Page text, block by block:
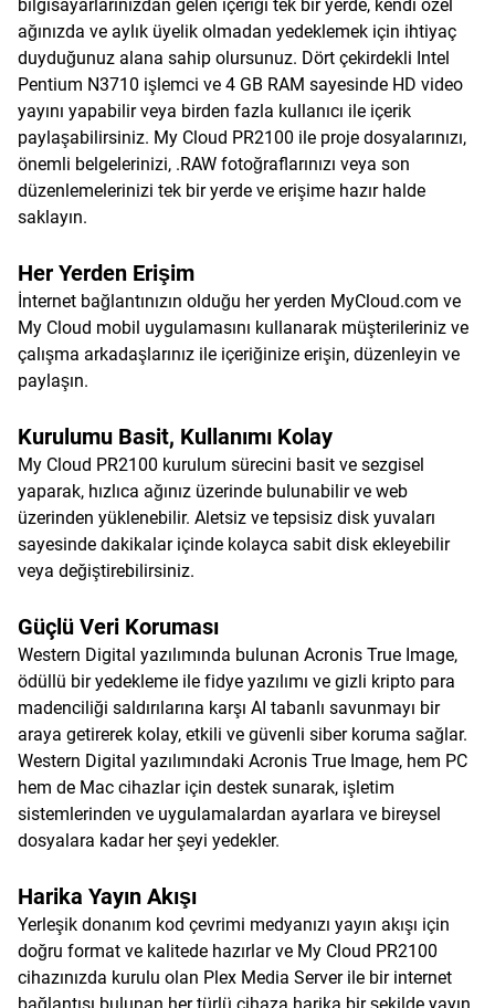
bilgisayarlarınızdan gelen içeriği tek bir yerde, kendi özel
ağınızda ve aylık üyelik olmadan yedeklemek için ihtiyaç
duyduğunuz alana sahip olursunuz. Dört çekirdekli Intel
Pentium N3710 işlemci ve 4 GB RAM sayesinde HD video
yayını yapabilir veya birden fazla kullanıcı ile içerik
paylaşabilirsiniz. My Cloud PR2100 ile proje dosyalarınızı,
önemli belgelerinizi, .RAW fotoğraflarınızı veya son
düzenlemelerinizi tek bir yerde ve erişime hazır halde
saklayın.
Her Yerden Erişim
İnternet bağlantınızın olduğu her yerden MyCloud.com ve
My Cloud mobil uygulamasını kullanarak müşterileriniz ve
çalışma arkadaşlarınız ile içeriğinize erişin, düzenleyin ve
paylaşın.
Kurulumu Basit, Kullanımı Kolay
My Cloud PR2100 kurulum sürecini basit ve sezgisel
yaparak, hızlıca ağınız üzerinde bulunabilir ve web
üzerinden yüklenebilir. Aletsiz ve tepsisiz disk yuvaları
sayesinde dakikalar içinde kolayca sabit disk ekleyebilir
veya değiştirebilirsiniz.
Güçlü Veri Koruması
Western Digital yazılımında bulunan Acronis True Image,
ödüllü bir yedekleme ile fidye yazılımı ve gizli kripto para
madenciliği saldırılarına karşı AI tabanlı savunmayı bir
araya getirerek kolay, etkili ve güvenli siber koruma sağlar.
Western Digital yazılımındaki Acronis True Image, hem PC
hem de Mac cihazlar için destek sunarak, işletim
sistemlerinden ve uygulamalardan ayarlara ve bireysel
dosyalara kadar her şeyi yedekler.
Harika Yayın Akışı
Yerleşik donanım kod çevrimi medyanızı yayın akışı için
doğru format ve kalitede hazırlar ve My Cloud PR2100
cihazınızda kurulu olan Plex Media Server ile bir internet